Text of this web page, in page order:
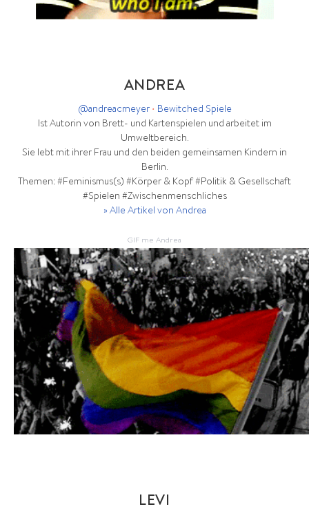
ANDREA
@andreacmeyer • Bewitched Spiele
Ist Autorin von Brett- und Kartenspielen und arbeitet im
Umweltbereich.
Sie lebt mit ihrer Frau und den beiden gemeinsamen Kindern in
Berlin.
Themen: #Feminismus(s) #Körper & Kopf #Politik & Gesellschaft
#Spielen #Zwischenmenschliches
» Alle Artikel von Andrea
GIF me Andrea
LEVI